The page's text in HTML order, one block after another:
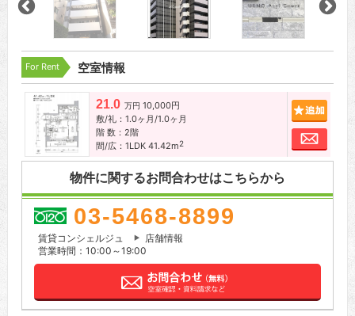
For Rent 空室情報
21.0 万円 10,000円
敷/礼：1.0ヶ月/1.0ヶ月
階 数：2階
間/広：1LDK 41.42m2
お問
物件に関するお問合わせはこちらから
03-5468-8899
賃貸コンシェルジュ
店舗情報
営業時間：10:00～19:00